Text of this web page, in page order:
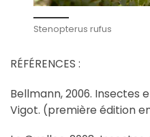
Stenopterus rufus
RÉFÉRENCES :
Bellmann, 2006. Insectes
Vigot. (première édition